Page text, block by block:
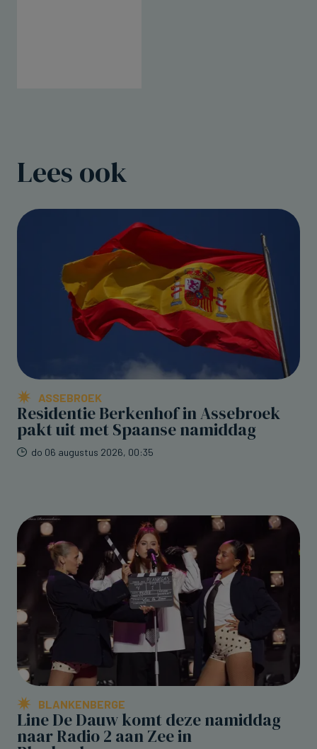
Lees ook
ASSEBROEK
Residentie Berkenhof in Assebroek
pakt uit met Spaanse namiddag
do 06 augustus 2026, 00:35
BLANKENBERGE
Line De Dauw komt deze namiddag
naar Radio 2 aan Zee in